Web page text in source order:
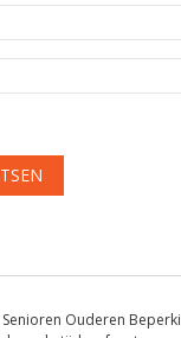
Ouderen